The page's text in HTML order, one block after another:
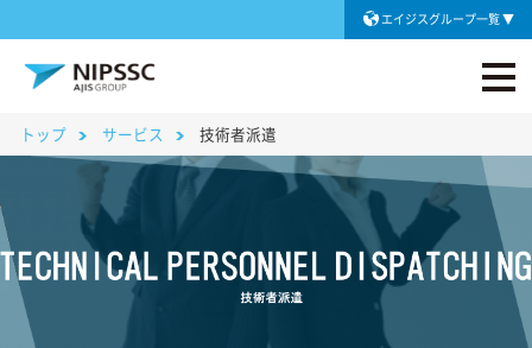
エイジスグループ一覧
トップ サービス 技術者派遣